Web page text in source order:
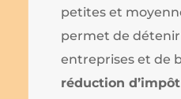
petites et
permet de détenir
entreprises et de
réduction d’impôt